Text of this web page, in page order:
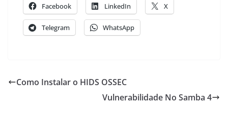
Facebook LinkedIn X
Telegram WhatsApp
Como Instalar o HIDS OSSEC
Vulnerabilidade No Samba 4